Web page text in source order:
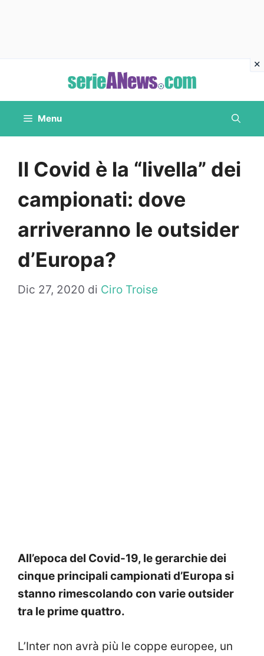
contenuto
Menu
Il Covid è la “livella” dei
campionati: dove
arriveranno le outsider
d’Europa?
Dic 27, 2020 di Ciro Troise
All’epoca del Covid-19, le gerarchie dei
cinque principali campionati d’Europa si
stanno rimescolando con varie outsider
tra le prime quattro.
L’Inter non avrà più le coppe europee, un